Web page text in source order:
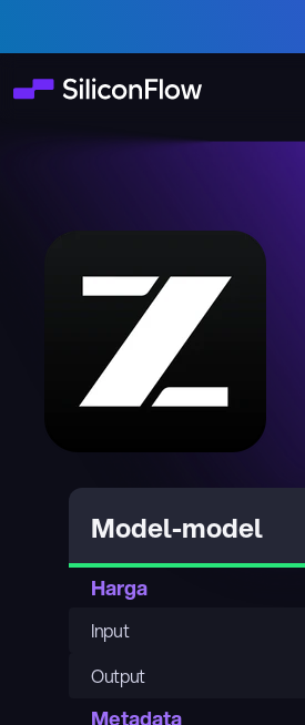
Model-model
Harga
Input
Output
Metadata